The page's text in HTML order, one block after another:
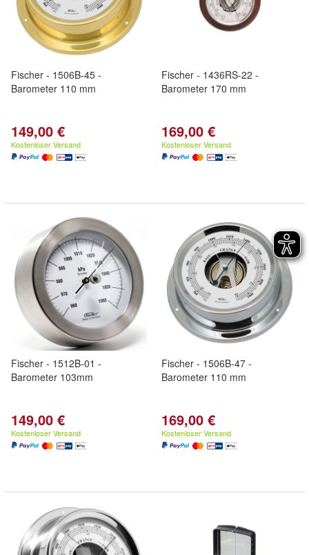
Fischer - 1506B-45 -
Barometer 110 mm
149,00 €
Kostenloser Versand
Fischer - 1436RS-22 -
Barometer 170 mm
169,00 €
Kostenloser Versand
Fischer - 1512B-01 -
Barometer 103mm
149,00 €
Kostenloser Versand
Fischer - 1506B-47 -
Barometer 110 mm
169,00 €
Kostenloser Versand